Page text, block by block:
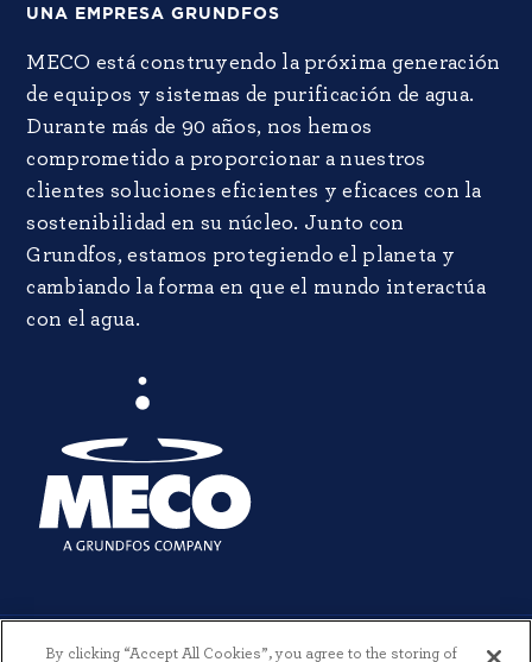
UNA EMPRESA GRUNDFOS
MECO está construyendo la próxima generación
de equipos y sistemas de purificación de agua.
Durante más de 90 años, nos hemos
comprometido a proporcionar a nuestros
clientes soluciones eficientes y eficaces con la
sostenibilidad en su núcleo. Junto con
Grundfos, estamos protegiendo el planeta y
cambiando la forma en que el mundo interactúa
con el agua.
By clicking “Accept All Cookies”, you agree to the storing of